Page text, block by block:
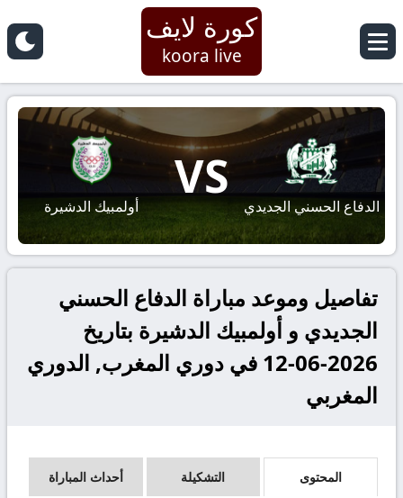
كورة لايف
koora live
الدفاع الحسني الجديدي
VS
أولمبيك الدشيرة
تفاصيل وموعد مباراة الدفاع الحسني
الجديدي و أولمبيك الدشيرة بتاريخ
2026-06-12 في دوري المغرب, الدوري
المغربي
المحتوى التشكيلة أحداث المباراة